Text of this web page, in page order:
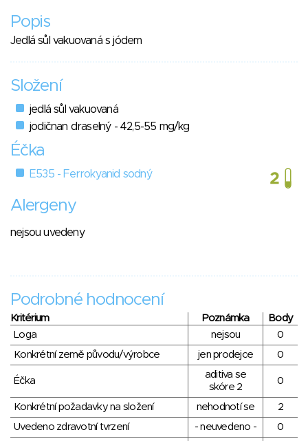
Popis
Jedlá sůl vakuovaná s jódem
Složení
jedlá sůl vakuovaná
jodičnan draselný - 42,5-55 mg/kg
Éčka
E535 - Ferrokyanid sodný
Alergeny
nejsou uvedeny
Podrobné hodnocení
Kritérium Poznámka
Body
Loga
nejsou
0
Konkrétní země původu/výrobce
jen prodejce 0
Éčka
aditiva se
skóre 2
0
Konkrétní požadavky na složení nehodnotí se
2
Uvedeno zdravotní tvrzení
- neuvedeno -
0